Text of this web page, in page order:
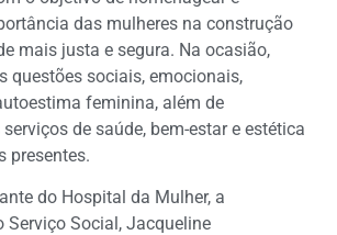
das mulheres na construção
mais justa e segura. Na ocasião,
questões sociais, emocionais,
feminina, além de
de saúde, bem-estar e estética
presentes.
do Hospital da Mulher, a
Serviço Social, Jacqueline